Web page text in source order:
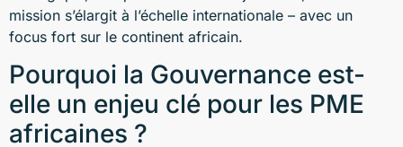
mission s’élargit à l’échelle internationale – avec un
focus fort sur le continent africain.
Pourquoi la Gouvernance est-
elle un enjeu clé pour les PME
africaines ?